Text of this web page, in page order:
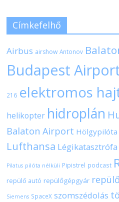
Címkefelhő
Airbus airshow Antonov
Budapest
216 elektromos
helikopter hidroplán
Balaton Airport
Lufthansa Légikatasztrófa
Pilatus pilóta nélküli Pipistrel podcast
repülő autó repülőgépgyár
Siemens SpaceX szomszédolás